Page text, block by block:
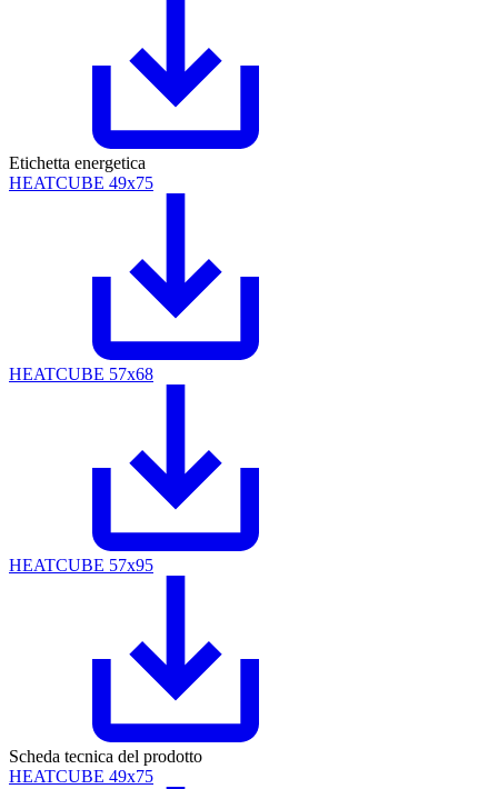
Etichetta energetica
HEATCUBE 49x75
HEATCUBE 57x68
HEATCUBE 57x95
Scheda tecnica del prodotto
HEATCUBE 49x75